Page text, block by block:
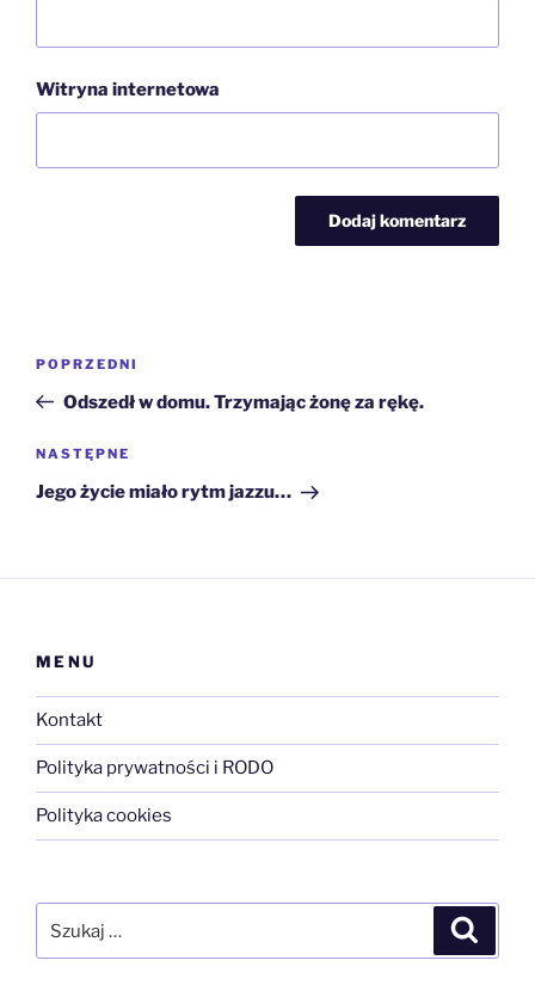
Witryna internetowa
Poprzedni
wpis
POPRZEDNI
Odszedł w domu. Trzymając żonę za rękę.
Następny
wpis
NASTĘPNE
Jego życie miało rytm jazzu…
MENU
Kontakt
Polityka prywatności i RODO
Polityka cookies